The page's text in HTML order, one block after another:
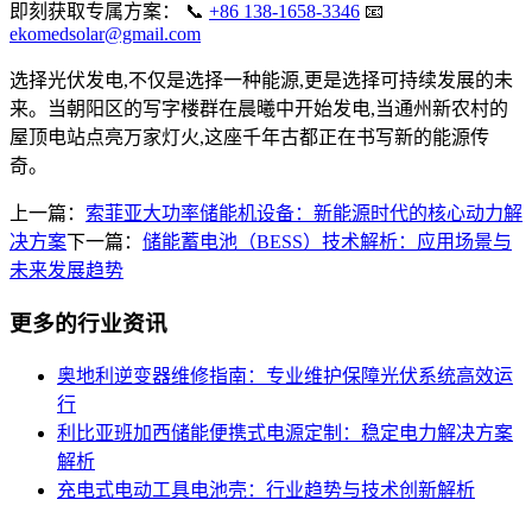
即刻获取专属方案： 📞 +86 138-1658-3346 📧
ekomedsolar@gmail.com
选择光伏发电,不仅是选择一种能源,更是选择可持续发展的未
来。当朝阳区的写字楼群在晨曦中开始发电,当通州新农村的
屋顶电站点亮万家灯火,这座千年古都正在书写新的能源传
奇。
上一篇： 索菲亚大功率储能机设备：新能源时代的核心动力解
决方案下一篇： 储能蓄电池（BESS）技术解析：应用场景与
未来发展趋势
更多的行业资讯
奥地利逆变器维修指南：专业维护保障光伏系统高效运
行
利比亚班加西储能便携式电源定制：稳定电力解决方案
解析
充电式电动工具电池壳：行业趋势与技术创新解析